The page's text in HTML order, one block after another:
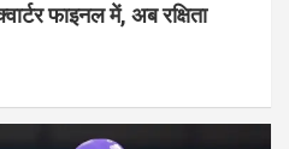
फाइनल में, अब रक्षिता